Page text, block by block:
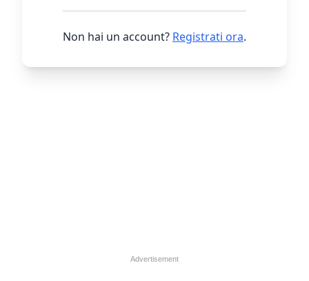
Non hai un account? Registrati ora.